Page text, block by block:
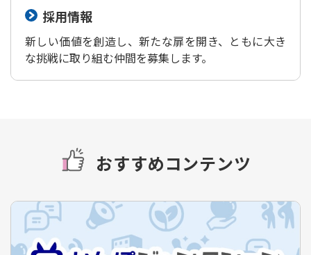
採用情報
新しい価値を創造し、新たな扉を開き、ともに大き
な挑戦に取り組む仲間を募集します。
おすすめコンテンツ